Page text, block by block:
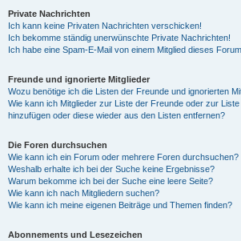
Private Nachrichten
Ich kann keine Privaten Nachrichten verschicken!
Ich bekomme ständig unerwünschte Private Nachrichten!
Ich habe eine Spam-E-Mail von einem Mitglied dieses
Freunde und ignorierte Mitglieder
Wozu benötige ich die Listen der Freunde und ignorierten
Wie kann ich Mitglieder zur Liste der Freunde oder zur
hinzufügen oder diese wieder aus den Listen entfernen?
Die Foren durchsuchen
Wie kann ich ein Forum oder mehrere Foren durchsuchen?
Weshalb erhalte ich bei der Suche keine Ergebnisse?
Warum bekomme ich bei der Suche eine leere Seite?
Wie kann ich nach Mitgliedern suchen?
Wie kann ich meine eigenen Beiträge und Themen finden?
Abonnements und Lesezeichen